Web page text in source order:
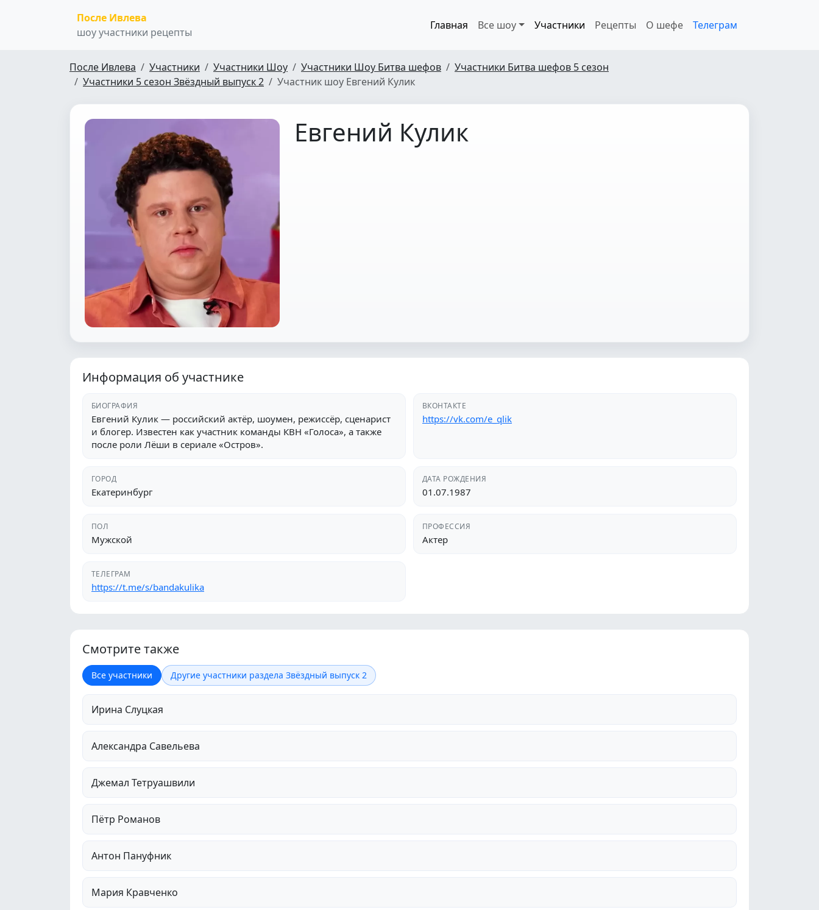
После Ивлева
шоу участники рецепты
Главная Все шоу Участники Рецепты О шефе Телеграм
После Ивлева Участники Участники Шоу Участники Шоу Битва шефов
Участники Битва шефов 5 сезон
Участники 5 сезон Звёздный выпуск 2
Участник шоу Евгений Кулик
Евгений Кулик
Информация об участнике
БИОГРАФИЯ
Евгений Кулик — российский актёр, шоумен, режиссёр, сценарист
и блогер. Известен как участник команды КВН «Голоса», а также
после роли Лёши в сериале «Остров».
ВКОНТАКТЕ
https://vk.com/e_qlik
ГОРОД
Екатеринбург
ДАТА РОЖДЕНИЯ
01.07.1987
ПОЛ
Мужской
ПРОФЕССИЯ
Актер
ТЕЛЕГРАМ
https://t.me/s/bandakulika
Смотрите также
Все участники Другие участники раздела Звёздный выпуск 2
Ирина Слуцкая
Александра Савельева
Джемал Тетруашвили
Пётр Романов
Антон Пануфник
Мария Кравченко